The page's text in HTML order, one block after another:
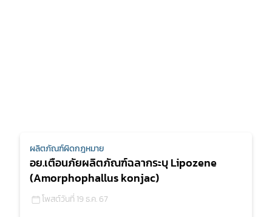
ผลิตภัณฑ์ผิดกฎหมาย
อย.เตือนภัยผลิตภัณฑ์ฉลากระบุ Lipozene
(Amorphophallus konjac)
โพสต์วันที่ 19 ธ.ค. 67